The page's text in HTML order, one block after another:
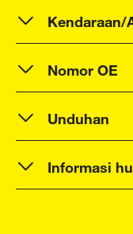
Nomor OE
Unduhan
Informasi